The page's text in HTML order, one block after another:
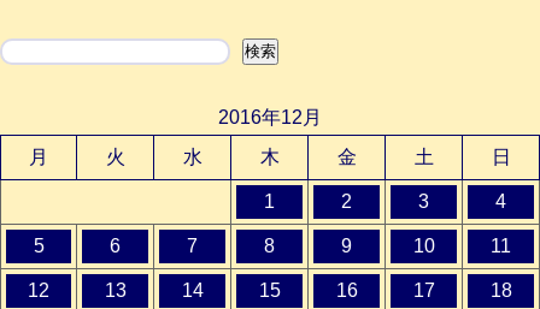
検索 検索
2016年12月
月
火 水 木 金 土 日
1 2 3 4
5 6 7 8 9 10 11
12 13 14 15 16 17 18